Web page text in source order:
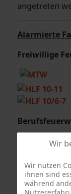
angetreten
Alarmierte
Freiwillige
Wir
Wir nutzen
ihnen sind
während